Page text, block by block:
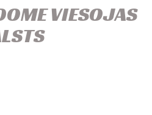
VIESOJAS